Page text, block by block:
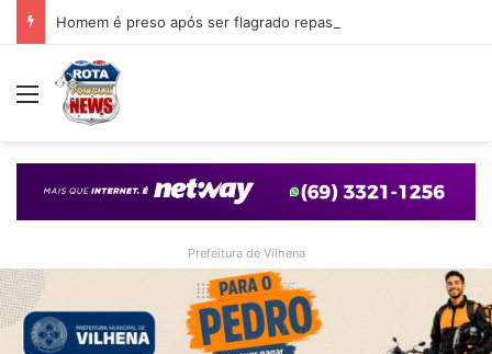
Menu
Prefeitura de Vilhena